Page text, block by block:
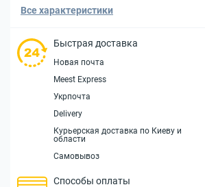
Все характеристики
Быстрая доставка
Новая почта
Meest Express
Укрпочта
Delivery
Курьерская доставка по Киеву и
области
Самовывоз
Способы оплаты